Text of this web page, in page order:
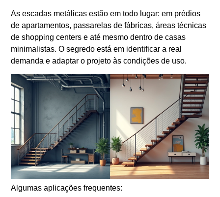
As escadas metálicas estão em todo lugar: em prédios
de apartamentos, passarelas de fábricas, áreas técnicas
de shopping centers e até mesmo dentro de casas
minimalistas. O segredo está em identificar a real
demanda e adaptar o projeto às condições de uso.
Algumas aplicações frequentes: